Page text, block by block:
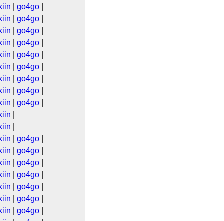
go4go|
go4go|
go4go|
go4go|
go4go|
go4go|
go4go|
go4go|
go4go|
go4go|
go4go|
go4go|
go4go|
go4go|
go4go|
go4go|